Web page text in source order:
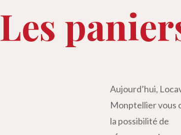
Les
Aujourd’hui,
Monptellier vous
la possibilité de